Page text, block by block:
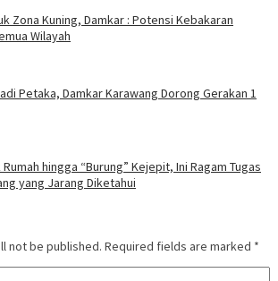
Zona Kuning, Damkar : Potensi Kebakaran
Wilayah
Petaka, Damkar Karawang Dorong Gerakan 1
Rumah hingga “Burung” Kejepit, Ini Ragam Tugas
yang Jarang Diketahui
not be published. Required fields are marked *